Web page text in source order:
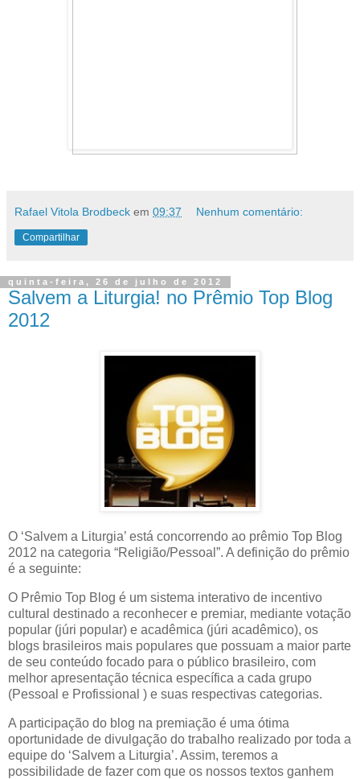
Rafael Vitola Brodbeck em 09:37 Nenhum comentário:
Compartilhar
quinta-feira, 26 de julho de 2012
Salvem a Liturgia! no Prêmio Top Blog
2012
O ‘Salvem a Liturgia’ está concorrendo ao prêmio Top Blog
2012 na categoria “Religião/Pessoal”. A definição do prêmio
é a seguinte:
O Prêmio Top Blog é um sistema interativo de incentivo
cultural destinado a reconhecer e premiar, mediante votação
popular (júri popular) e acadêmica (júri acadêmico), os
blogs brasileiros mais populares que possuam a maior parte
de seu conteúdo focado para o público brasileiro, com
melhor apresentação técnica específica a cada grupo
(Pessoal e Profissional ) e suas respectivas categorias.
A participação do blog na premiação é uma ótima
oportunidade de divulgação do trabalho realizado por toda a
equipe do ‘Salvem a Liturgia’. Assim, teremos a
possibilidade de fazer com que os nossos textos ganhem